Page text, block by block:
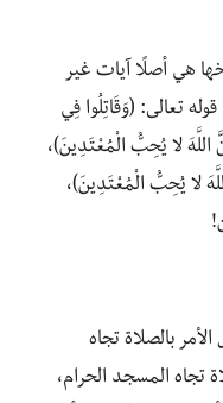
هي أصلًا آيات غير
تعالى: (وَقَاتِلُوا فِي
اللَّهَ لا يُحِبُّ الْمُعْتَدِينَ)،
لا يُحِبُّ الْمُعْتَدِينَ)،
بالصلاة تجاه
تجاه المسجد الحرام،